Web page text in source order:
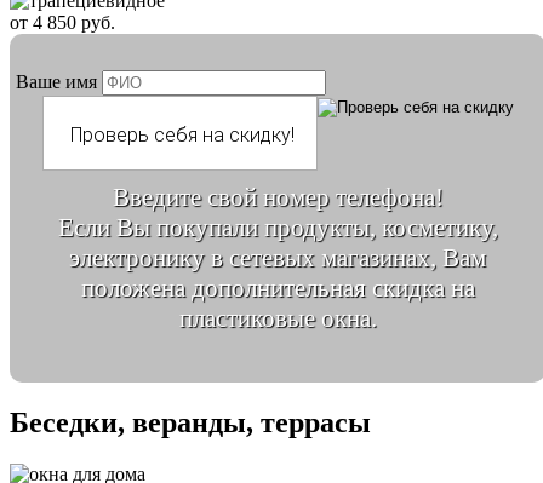
от 4 850 руб.
Ваше имя
Введите свой номер телефона!
Если Вы покупали продукты, косметику,
электронику в сетевых магазинах, Вам
положена дополнительная скидка на
пластиковые окна.
Беседки, веранды, террасы